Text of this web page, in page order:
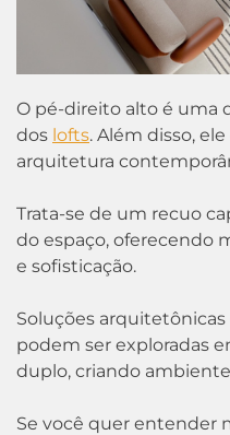
O pé-direito alto é uma
dos lofts. Além disso,
arquitetura
Trata-se de um recuo
do espaço, oferecendo
e sofisticação.
Soluções
podem ser exploradas
duplo, criando
Se você quer entender